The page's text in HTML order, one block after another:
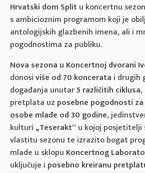
Hrvatski dom Splitu koncertnu
s ambicioznim programom koji je
antologijskih glazbenih imena, ali i
pogodnostima za publiku.
Nova sezona u Koncertnoj dvorani
donosiviše od 70 koncerata i drugih
događanja unutar5 različitih ciklusa,
pretplata uz posebne pogodnosti
osobe mlađe od 30 godine,
kulturi „Teserakt“ u kojoj posjetitelji
vlastitu sezonu te izrazito bogat
mlade u sklopu Koncertnog
uključuje i posebno kreiranu